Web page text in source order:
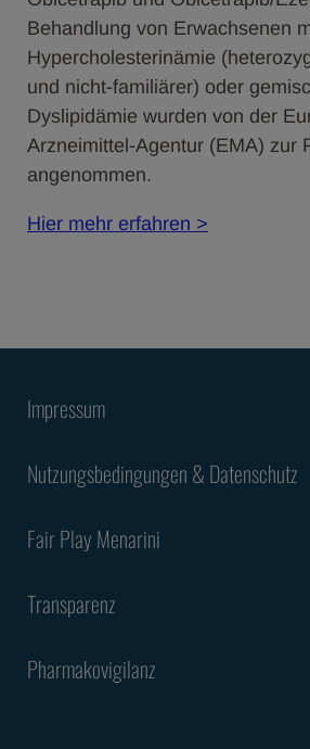
Behandlung von Erwachsenen
Hypercholesterinämie
und nicht-familiärer) oder
Dyslipidämie wurden von der
Arzneimittel-Agentur (EMA) zur
angenommen.
Hier mehr erfahren >
Impressum
Nutzungsbedingungen & Datenschutz
Fair Play Menarini
Transparenz
Pharmakovigilanz